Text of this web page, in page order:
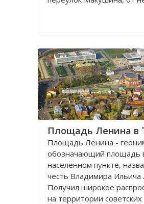
является одной из самых
городе
Площадь Ленина в
Площадь Ленина -
обозначающий площадь
населённом пункте,
честь Владимира Ильича
Получил широкое
на территории советских